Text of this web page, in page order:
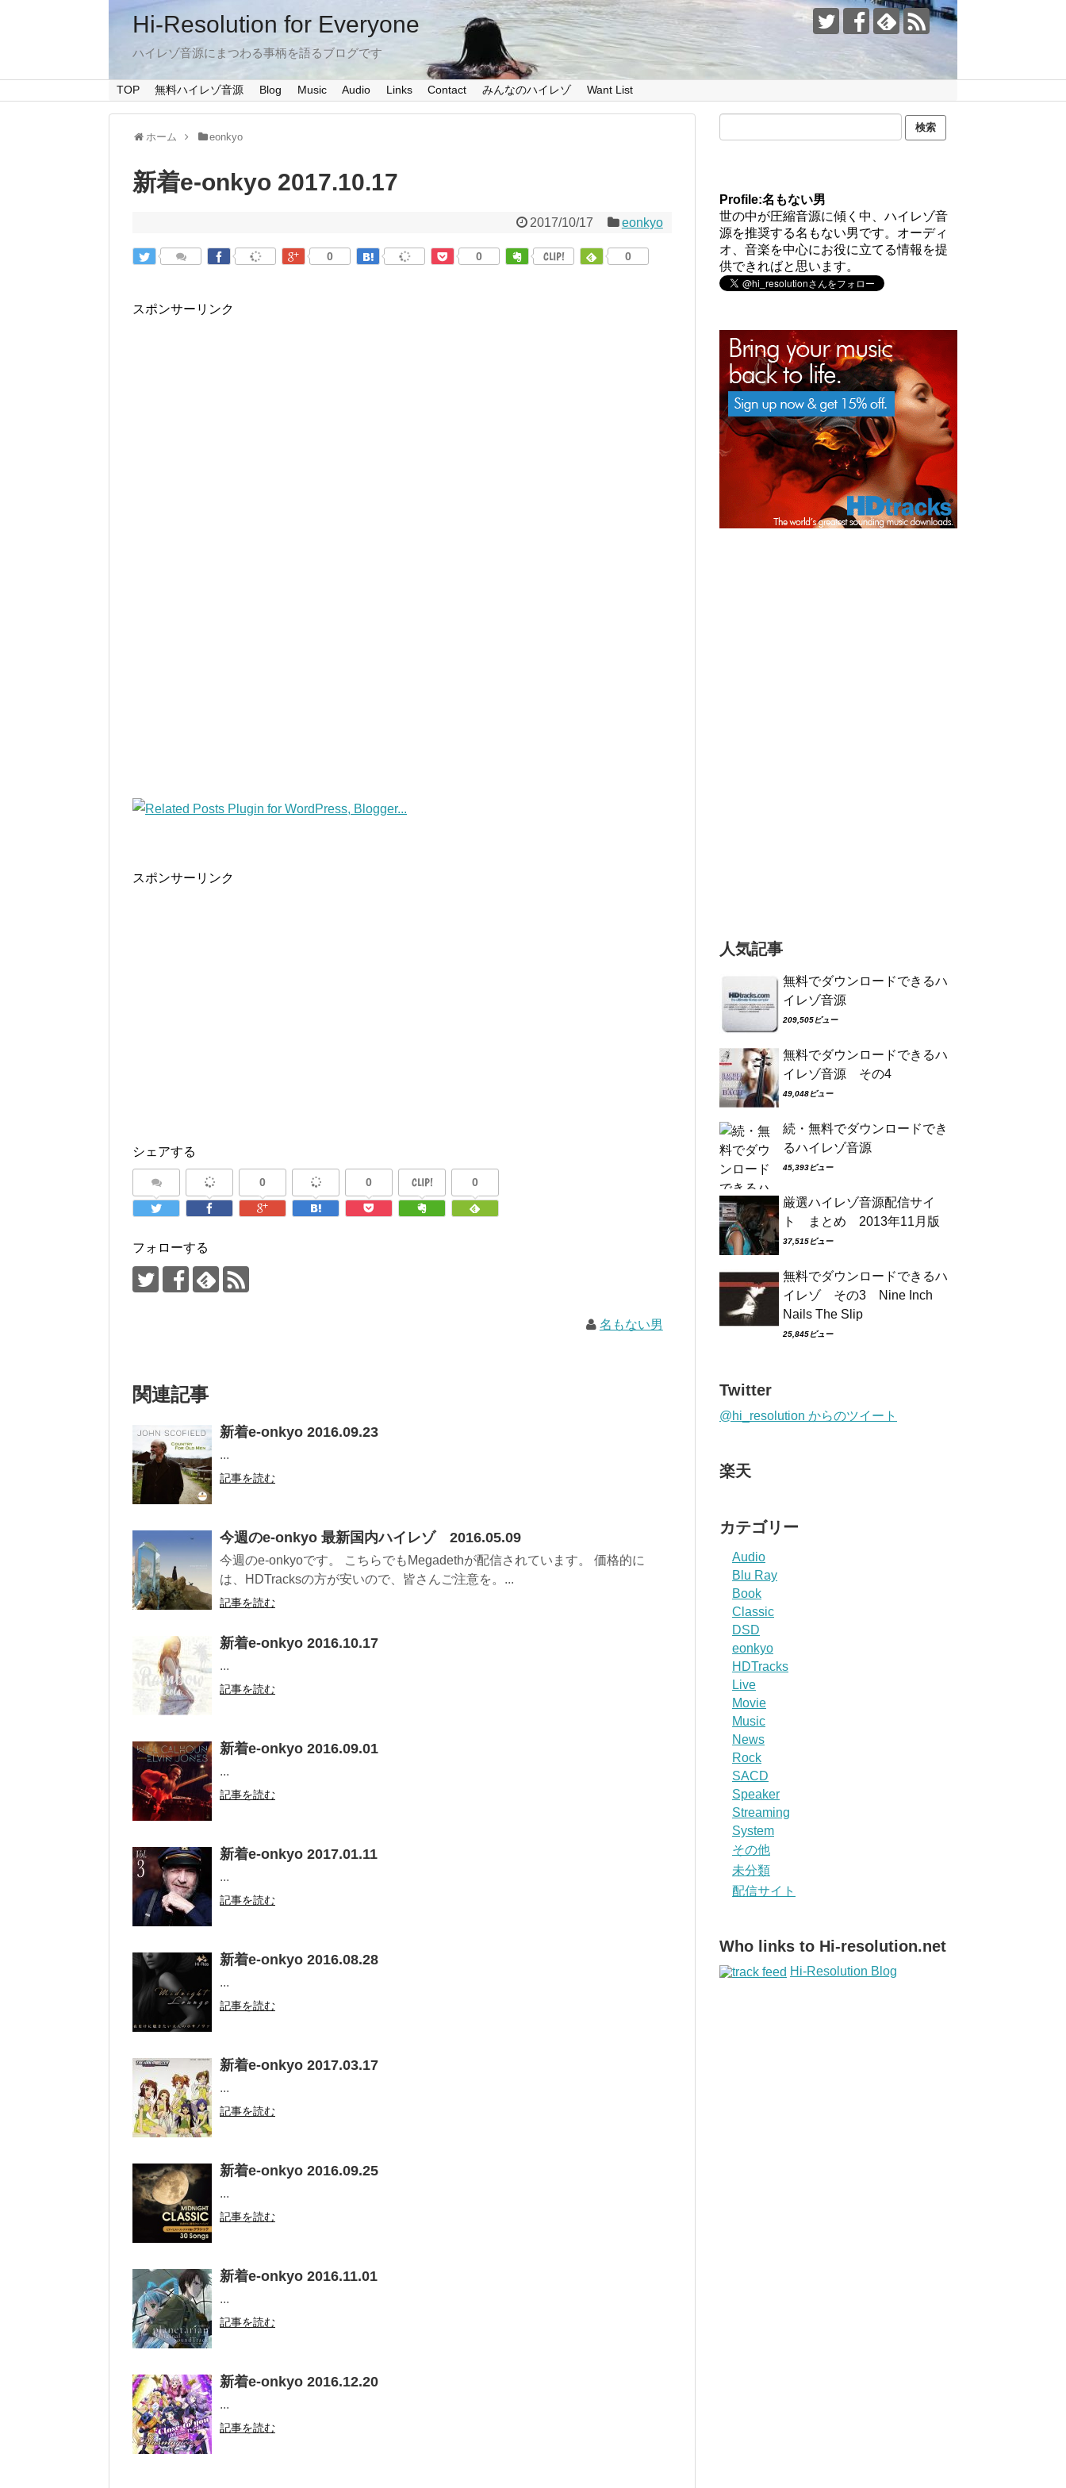
Hi-Resolution for Everyone
ハイレゾ音源にまつわる事柄を語るブログです
TOP 無料ハイレゾ音源 Blog Music Audio Links Contact みんなのハイレゾ Want List
ホーム eonkyo
新着e-onkyo 2017.10.17
2017/10/17 eonkyo
0 0 CLIP! 0
スポンサーリンク
スポンサーリンク
シェアする
0 0 CLIP! 0
フォローする
名もない男
関連記事
新着e-onkyo 2016.09.23
...
記事を読む
今週のe-onkyo 最新国内ハイレゾ 2016.05.09
今週のe-onkyoです。 こちらでもMegadethが配信されています。 価格的に
は、HDTracksの方が安いので、皆さんご注意を。...
記事を読む
新着e-onkyo 2016.10.17
...
記事を読む
新着e-onkyo 2016.09.01
...
記事を読む
新着e-onkyo 2017.01.11
...
記事を読む
新着e-onkyo 2016.08.28
...
記事を読む
新着e-onkyo 2017.03.17
...
記事を読む
新着e-onkyo 2016.09.25
...
記事を読む
新着e-onkyo 2016.11.01
...
記事を読む
新着e-onkyo 2016.12.20
...
記事を読む
Profile:名もない男
世の中が圧縮音源に傾く中、ハイレゾ音
源を推奨する名もない男です。オーディ
オ、音楽を中心にお役に立てる情報を提
供できればと思います。
人気記事
無料でダウンロードできるハ
イレゾ音源
209,505ビュー
無料でダウンロードできるハ
イレゾ音源 その4
49,048ビュー
続・無料でダウンロードでき
るハイレゾ音源
45,393ビュー
厳選ハイレゾ音源配信サイ
ト まとめ 2013年11月版
37,515ビュー
無料でダウンロードできるハ
イレゾ その3 Nine Inch
Nails The Slip
25,845ビュー
Twitter
@hi_resolution からのツイート
楽天
カテゴリー
Audio
Blu Ray
Book
Classic
DSD
eonkyo
HDTracks
Live
Movie
Music
News
Rock
SACD
Speaker
Streaming
System
その他
未分類
配信サイト
Who links to Hi-resolution.net
Hi-Resolution Blog